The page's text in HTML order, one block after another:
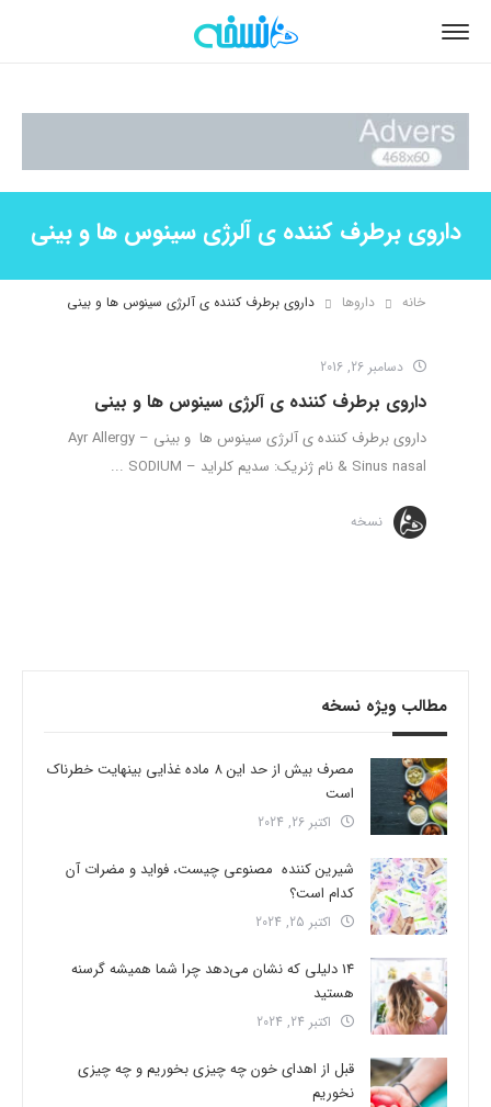
داروی برطرف کننده ی آلرژی سینوس ها و بینی
خانه داروها داروی برطرف کننده ی آلرژی سینوس ها و بینی
دسامبر 26, 2016
داروی برطرف کننده ی آلرژی سینوس ها و بینی
داروی برطرف کننده ی آلرژی سینوس ها و بینی – Ayr Allergy
& Sinus nasal نام ژنریک: سدیم کلراید – SODIUM ...
نسخه
مطالب ویژه نسخه
مصرف بیش از حد این 8 ماده غذایی بینهایت خطرناک
است
اکتبر 26, 2024
شیرین کننده مصنوعی چیست، فواید و مضرات آن
کدام است؟
اکتبر 25, 2024
14 دلیلی که نشان می‌دهد چرا شما همیشه گرسنه
هستید
اکتبر 24, 2024
قبل از اهدای خون چه چیزی بخوریم و چه چیزی
نخوریم